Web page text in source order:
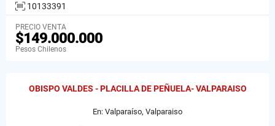
10133391
PRECIO VENTA
$149.000.000
Pesos Chilenos
OBISPO VALDES - PLACILLA DE PEÑUELA- VALPARAISO
En: Valparaíso, Valparaiso